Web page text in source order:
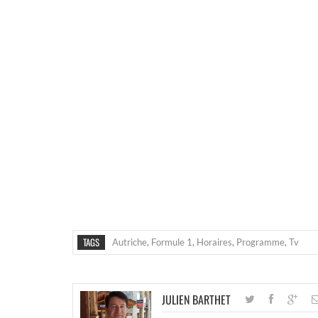
TAGS Autriche, Formule 1, Horaires, Programme, Tv
JULIEN BARTHET